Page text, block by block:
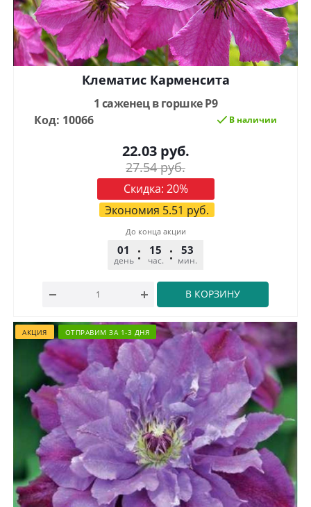
Клематис Карменсита
1 саженец в горшке Р9
Код: 10066
В наличии
22.03руб.
27.54руб.
Скидка: 20%
Экономия 5.51 руб.
В КОРЗИНУ
До конца акции
01
день
15
час.
53
мин.
АКЦИЯ ОТПРАВИМ ЗА 1-3 ДНЯ